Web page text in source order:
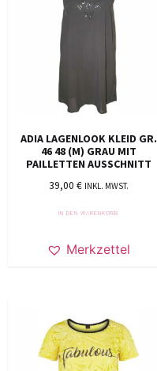
ADIA LAGENLOOK KLEID GR.
46 48 (M) GRAU MIT
PAILLETTEN AUSSCHNITT
39,00 € INKL. MWST.
IN DEN WARENKORB
Merkzettel